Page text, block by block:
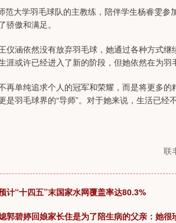
大学羽毛球队的主教练，陪伴学生杨睿雯参
傲和满足。
仪涵依然没有放弃羽毛球，她通过各种方式
涯或许已经进入了新的阶段，但她依然在为羽
再单纯追求个人的冠军和荣耀，而是将更多
是羽毛球界的“导师”。对于她来说，生活已
联
计“十四五”末国家水网覆盖率达80.3%
郭碧婷回娘家长住是为了陪生病的父亲：她很